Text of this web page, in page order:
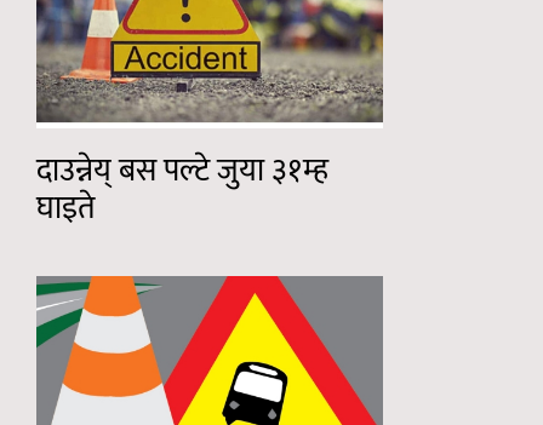
दाउन्नेय् बस पल्टे जुया ३१म्ह
घाइते